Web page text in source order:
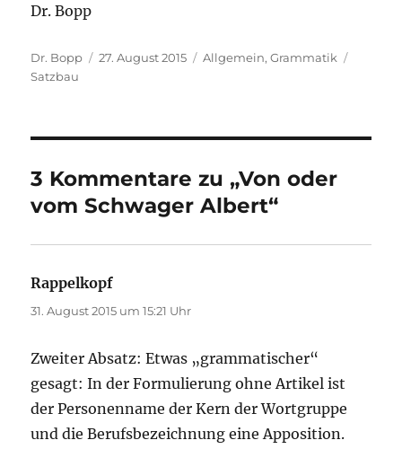
Dr. Bopp
Autor
Dr. Bopp
Veröffentlicht
27. August 2015 Kategorien
Allgemein,Grammatik
Satzbau
3 Kommentare zu „Von oder
vom Schwager Albert“
Rappelkopf
31. August 2015 um 15:21 Uhr
Zweiter Absatz: Etwas „grammatischer“
gesagt: In der Formulierung ohne Artikel ist
der Personenname der Kern der Wortgruppe
und die Berufsbezeichnung eine Apposition.